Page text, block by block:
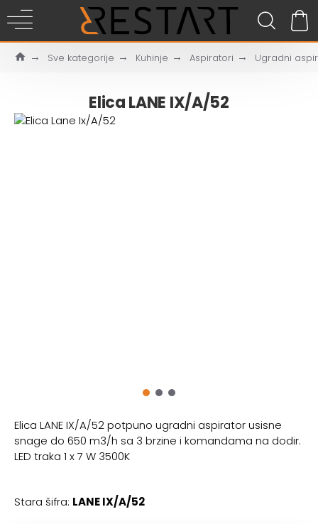
Sve kategorije Kuhinje Aspiratori Ugradni
Elica LANE IX/A/52
Elica LANE IX/A/52 potpuno ugradni aspirator usisne
snage do 650 m3/h sa 3 brzine i komandama na dodir.
LED traka 1 x 7 W 3500K
Stara šifra: LANE IX/A/52